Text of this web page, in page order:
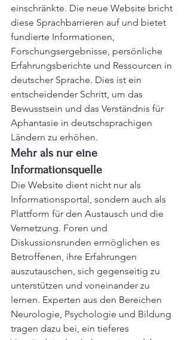
einschränkte. Die neue Website bricht
diese Sprachbarrieren auf und bietet
fundierte Informationen,
Forschungsergebnisse, persönliche
Erfahrungsberichte und Ressourcen in
deutscher Sprache. Dies ist ein
entscheidender Schritt, um das
Bewusstsein und das Verständnis für
Aphantasie in deutschsprachigen
Ländern zu erhöhen.
Mehr als nur eine
Informationsquelle
Die Website dient nicht nur als
Informationsportal, sondern auch als
Plattform für den Austausch und die
Vernetzung. Foren und
Diskussionsrunden ermöglichen es
Betroffenen, ihre Erfahrungen
auszutauschen, sich gegenseitig zu
unterstützen und voneinander zu
lernen. Experten aus den Bereichen
Neurologie, Psychologie und Bildung
tragen dazu bei, ein tieferes